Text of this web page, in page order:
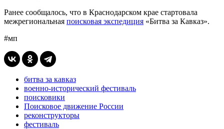
Ранее сообщалось, что в Краснодарском крае стартовала
межрегиональная поисковая экспедиция «Битва за Кавказ».
#мп
битва за кавказ
военно-исторический фестиваль
поисковики
Поисковое движение России
реконструкторы
фестиваль